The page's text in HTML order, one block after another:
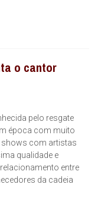
o cantor
pelo resgate
época com muito
com artistas
qualidade e
entre
da cadeia